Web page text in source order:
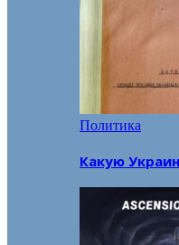
Политика
Какую